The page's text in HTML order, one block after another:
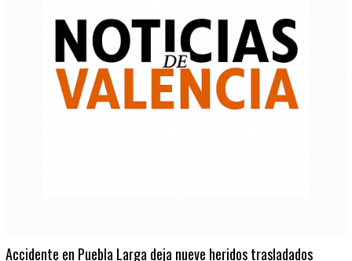
Accidente en Puebla Larga deja nueve heridos trasladados